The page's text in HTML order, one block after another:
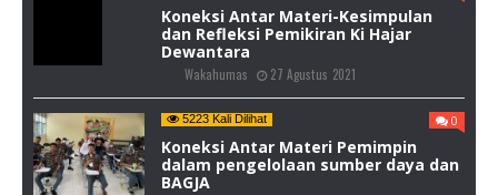
Koneksi Antar Materi-Kesimpulan
dan Refleksi Pemikiran Ki Hajar
Dewantara
Wakahumas 27 Agustus 2021
5223 Kali Dilihat 0
Koneksi Antar Materi Pemimpin
dalam pengelolaan sumber daya dan
BAGJA